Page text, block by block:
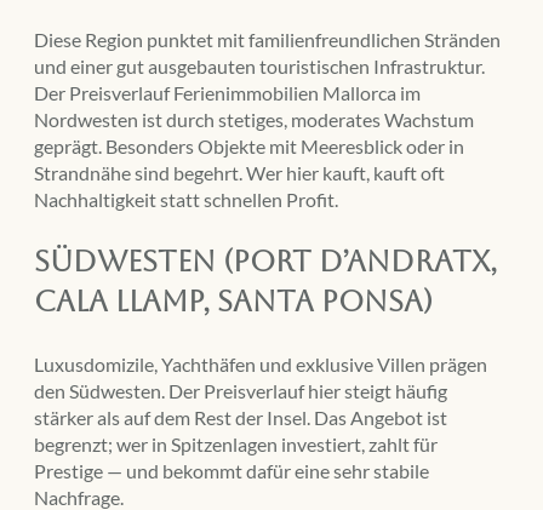
Diese Region punktet mit familienfreundlichen Stränden
und einer gut ausgebauten touristischen Infrastruktur.
Der Preisverlauf Ferienimmobilien Mallorca im
Nordwesten ist durch stetiges, moderates Wachstum
geprägt. Besonders Objekte mit Meeresblick oder in
Strandnähe sind begehrt. Wer hier kauft, kauft oft
Nachhaltigkeit statt schnellen Profit.
Südwesten (Port d’Andratx,
Cala Llamp, Santa Ponsa)
Luxusdomizile, Yachthäfen und exklusive Villen prägen
den Südwesten. Der Preisverlauf hier steigt häufig
stärker als auf dem Rest der Insel. Das Angebot ist
begrenzt; wer in Spitzenlagen investiert, zahlt für
Prestige — und bekommt dafür eine sehr stabile
Nachfrage.